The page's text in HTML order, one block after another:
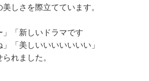
しさを際立てています。
「新しいドラマです
「美しいいいいいいい」
れました。